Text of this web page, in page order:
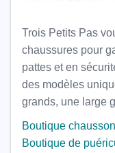
Trois Petits Pas
chaussures pour
pattes et en
des modèles
grands, une large
Boutique
Boutique de